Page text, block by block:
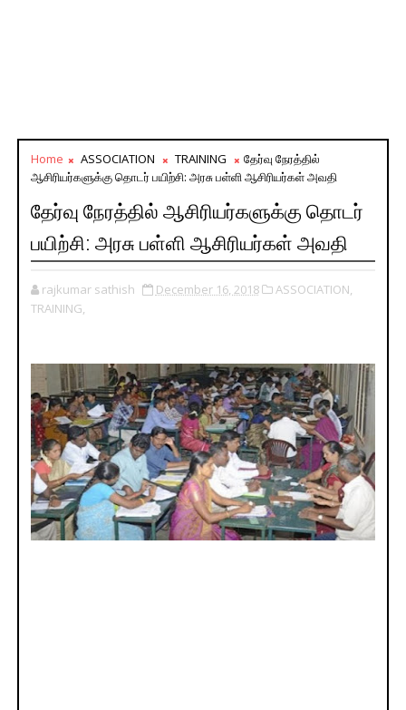
Home ASSOCIATION TRAINING
தேர்வு நேரத்தில்
ஆசிரியர்களுக்கு தொடர் பயிற்சி: அரசு பள்ளி ஆசிரியர்கள் அவதி
தேர்வு நேரத்தில் ஆசிரியர்களுக்கு தொடர்
பயிற்சி: அரசு பள்ளி ஆசிரியர்கள் அவதி
rajkumar sathish December 16, 2018
ASSOCIATION,
TRAINING,